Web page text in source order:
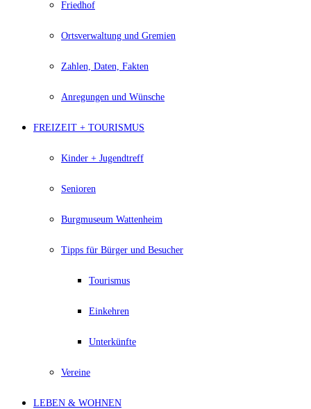
Friedhof
Ortsverwaltung und Gremien
Zahlen, Daten, Fakten
Anregungen und Wünsche
FREIZEIT + TOURISMUS
Kinder + Jugendtreff
Senioren
Burgmuseum Wattenheim
Tipps für Bürger und Besucher
Tourismus
Einkehren
Unterkünfte
Vereine
LEBEN & WOHNEN